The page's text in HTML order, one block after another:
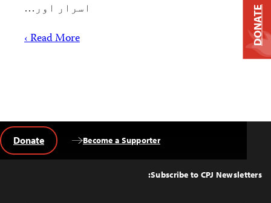
اسرار اور…
Read More ›
Top
Subscribe to CPJ Newsletters:
Become a Supporter
Donate
DONATE